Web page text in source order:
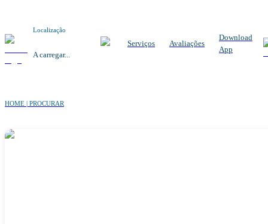
Localização
A carregar...
Serviços Avaliações
Download
App
HOME | PROCURAR